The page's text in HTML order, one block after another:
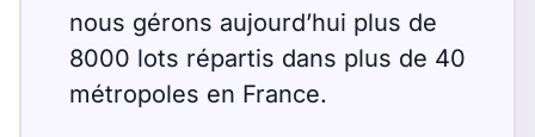
T3 T4 T5
T7 T8 T9
nous gérons aujourd’hui plus de
8000 lots répartis dans plus de 40
métropoles en France.